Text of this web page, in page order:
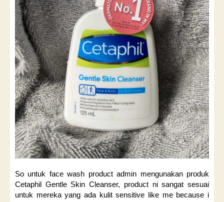
So untuk face wash product admin mengunakan produk
Cetaphil Gentle Skin Cleanser, product ni sangat sesuai
untuk mereka yang ada kulit sensitive like me because i